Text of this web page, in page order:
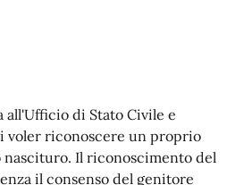
di Stato Civile e
voler riconoscere un proprio
nascituro. Il riconoscimento del
il consenso del genitore